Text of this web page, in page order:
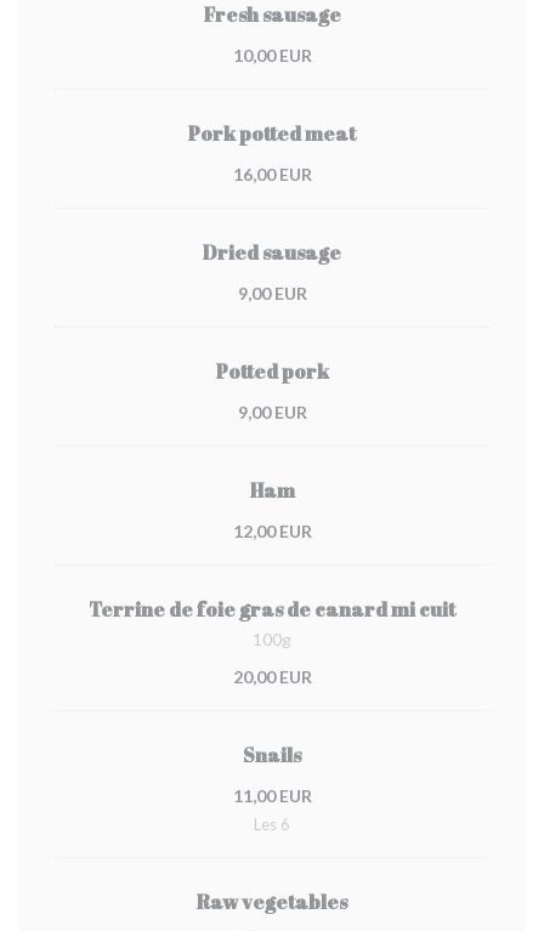
Fresh sausage
10,00 EUR
Pork potted meat
16,00 EUR
Dried sausage
9,00 EUR
Potted pork
9,00 EUR
Ham
12,00 EUR
Terrine de foie gras de canard mi cuit
100g
20,00 EUR
Snails
11,00 EUR
Les 6
Raw vegetables